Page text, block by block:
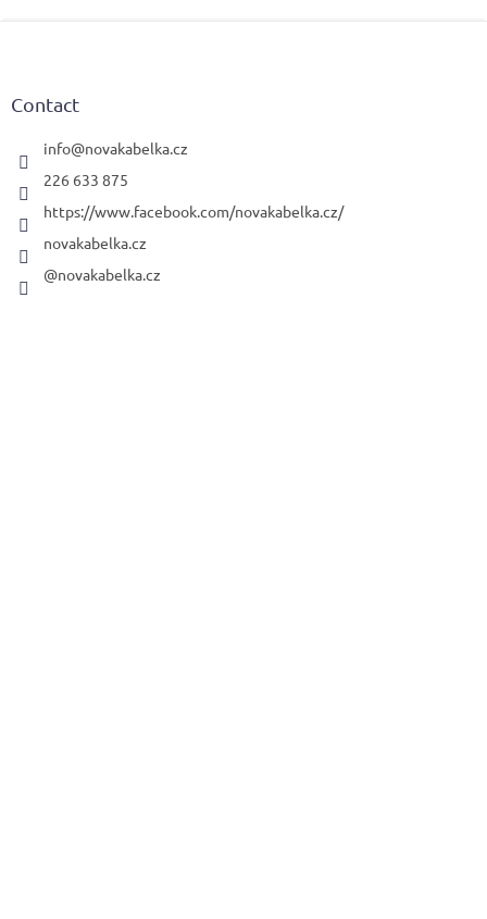
Contact
info@novakabelka.cz
226 633 875
https://www.facebook.com/novakabelka.cz/
novakabelka.cz
@novakabelka.cz